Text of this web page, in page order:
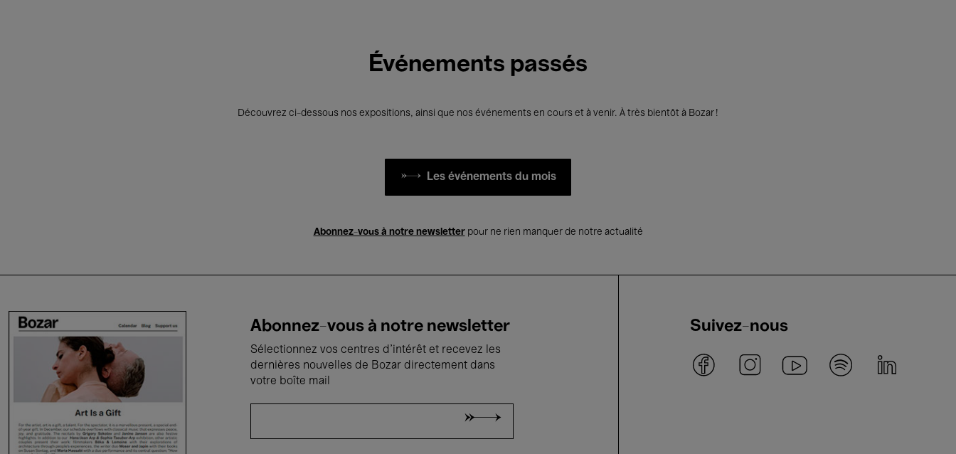
Événements passés
Découvrez ci-dessous nos expositions, ainsi que nos événements en cours et à venir. À très bientôt à Bozar !
Les événements du mois
Abonnez-vous à notre newsletterpour ne rien manquer de notre actualité
Abonnez-vous à notre newsletter
Sélectionnez vos centres d'intérêt et recevez les
dernières nouvelles de Bozar directement dans
votre boîte mail
Suivez-nous